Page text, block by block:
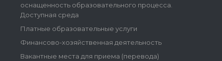
оснащенность образовательного процесса.
Доступная среда
Платные образовательные услуги
Финансово-хозяйственная деятельность
Вакантные места для приема (перевода)